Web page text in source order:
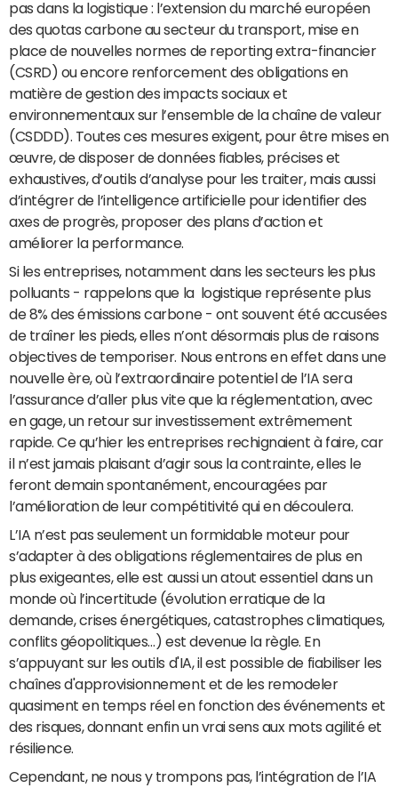
pas dans la logistique : l’extension du marché européen
des quotas carbone au secteur du transport, mise en
place de nouvelles normes de reporting extra-financier
(CSRD) ou encore renforcement des obligations en
matière de gestion des impacts sociaux et
environnementaux sur l’ensemble de la chaîne de valeur
(CSDDD). Toutes ces mesures exigent, pour être mises en
œuvre, de disposer de données fiables, précises et
exhaustives, d’outils d’analyse pour les traiter, mais aussi
d’intégrer de l’intelligence artificielle pour identifier des
axes de progrès, proposer des plans d’action et
améliorer la performance.
Si les entreprises, notamment dans les secteurs les plus
polluants - rappelons que la logistique représente plus
de 8% des émissions carbone - ont souvent été accusées
de traîner les pieds, elles n’ont désormais plus de raisons
objectives de temporiser. Nous entrons en effet dans une
nouvelle ère, où l’extraordinaire potentiel de l’IA sera
l’assurance d’aller plus vite que la réglementation, avec
en gage, un retour sur investissement extrêmement
rapide. Ce qu’hier les entreprises rechignaient à faire, car
il n’est jamais plaisant d’agir sous la contrainte, elles le
feront demain spontanément, encouragées par
l’amélioration de leur compétitivité qui en découlera.
L’IA n’est pas seulement un formidable moteur pour
s’adapter à des obligations réglementaires de plus en
plus exigeantes, elle est aussi un atout essentiel dans un
monde où l’incertitude (évolution erratique de la
demande, crises énergétiques, catastrophes climatiques,
conflits géopolitiques…) est devenue la règle. En
s’appuyant sur les outils d'IA, il est possible de fiabiliser les
chaînes d'approvisionnement et de les remodeler
quasiment en temps réel en fonction des événements et
des risques, donnant enfin un vrai sens aux mots agilité et
résilience.
Cependant, ne nous y trompons pas, l’intégration de l’IA